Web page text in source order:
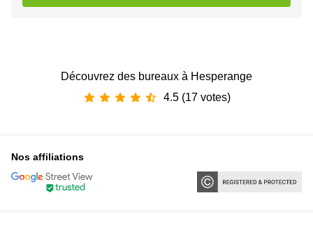
Découvrez des bureaux à Hesperange
4.5 (17 votes)
Nos affiliations